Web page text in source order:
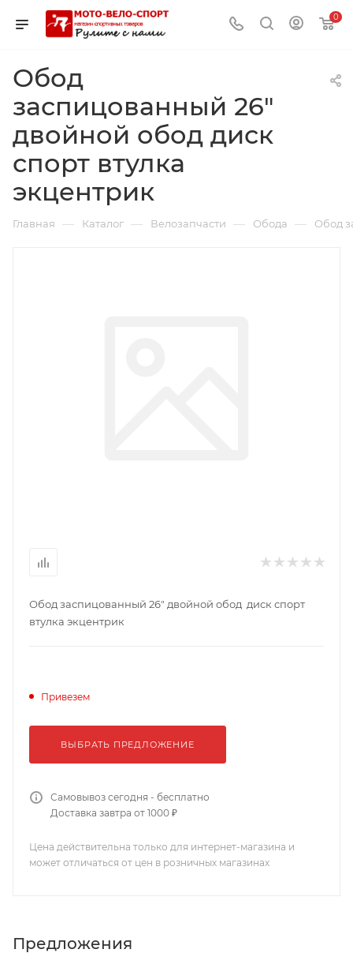
0
Обод
заспицованный 26"
двойной обод диск
спорт втулка
экцентрик
Главная — Каталог — Велозапчасти — Обода — Обод
Обод заспицованный 26" двойной обод диск спорт
втулка экцентрик
Привезем
ВЫБРАТЬ ПРЕДЛОЖЕНИЕ
Самовывоз сегодня - бесплатно
Доставка завтра от 1000 ₽
Цена действительна только для интернет-магазина и
может отличаться от цен в розничных магазинах
Предложения